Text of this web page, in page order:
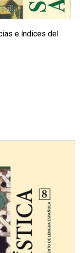
e índices del